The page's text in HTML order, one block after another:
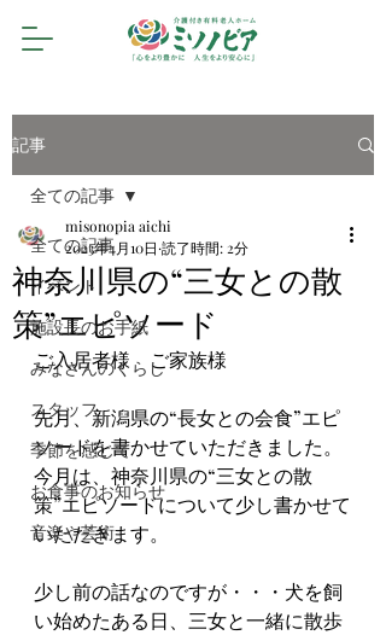
記事
全ての記事
イベント
施設長のお手紙
みなさんのくらし
スタッフ
季節を感じて
お食事のお知らせ
音楽や芸術
全ての記事
神奈川県の“三女との散
策”エピソード
misonopia aichi
2023年4月10日 読了時間: 2分
ご入居者様　ご家族様
先月、新潟県の“長女との会食”エピ
ソードを書かせていただきました。
今月は、神奈川県の“三女との散
策”エピソードについて少し書かせて
いただきます。
少し前の話なのですが・・・犬を飼
い始めたある日、三女と一緒に散歩